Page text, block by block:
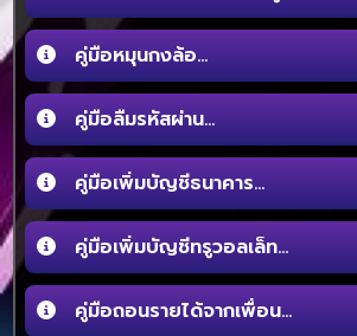
คู่มือหมุนกงล้อ...
คู่มือลืมรหัสผ่าน...
คู่มือเพิ่มบัญชีธนาคาร...
คู่มือเพิ่มบัญชีทรูวอลเล็ท...
คู่มือถอนรายได้จากเพื่อน...